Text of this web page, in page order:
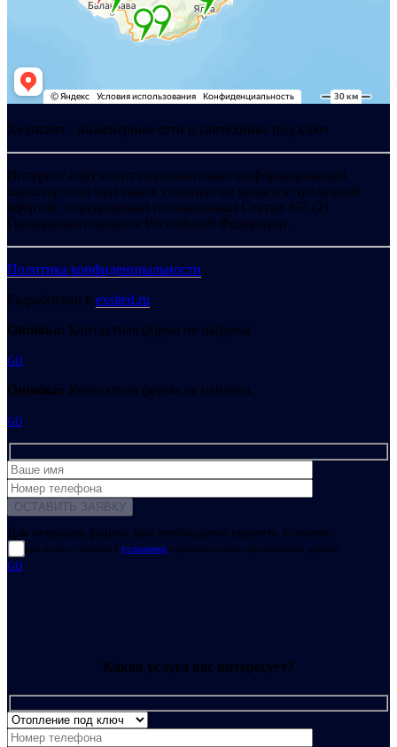
Хелпсант - инженерные сети и сантехника под ключ
Интернет-сайт носит исключительно информационный
характер и ни при каких условиях не является публичной
офертой, определяемой положениями Статьи 437 (2)
Гражданского кодекса Российской Федерации.
Политика конфиденциальности
Разработано в exsited.ru
Ошибка: Контактная форма не найдена.
GO
Ошибка: Контактная форма не найдена.
GO
Для отправки формы вам необходимо принять условия:
прочитал и согласен с условиями обработки своих персональных данных
GO
Какая услуга вас интересует?